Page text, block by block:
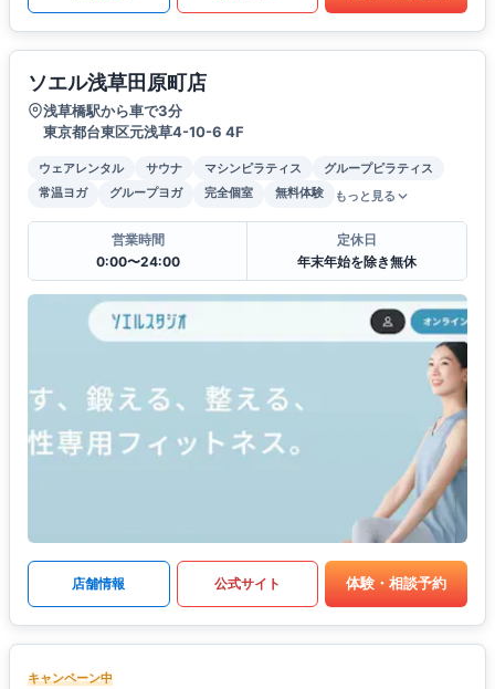
ソエル浅草田原町店
浅草橋駅から車で3分
東京都台東区元浅草4-10-6 4F
ウェアレンタル サウナ マシンピラティス
グループピラティス
常温ヨガ
グループヨガ 完全個室 無料体験 もっと見る
営業時間
0:00〜24:00
定休日
年末年始を除き無休
店舗情報 公式サイト 体験・相談予約
キャンペーン中